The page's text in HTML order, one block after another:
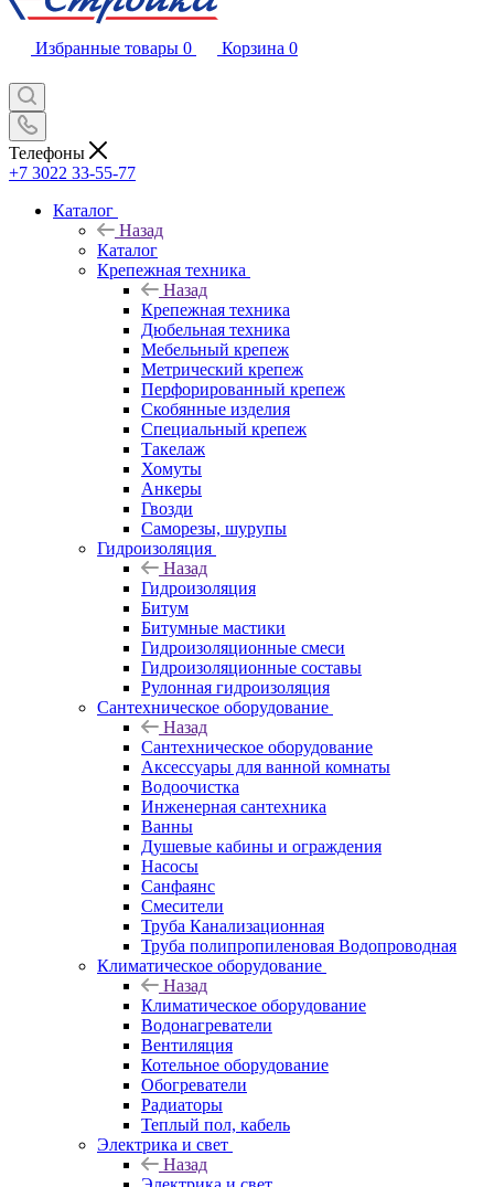
Избранные товары 0 Корзина 0
Телефоны
+7 3022 33-55-77
Каталог
Назад
Каталог
Крепежная техника
Назад
Крепежная техника
Дюбельная техника
Мебельный крепеж
Метрический крепеж
Перфорированный крепеж
Скобянные изделия
Специальный крепеж
Такелаж
Хомуты
Анкеры
Гвозди
Саморезы, шурупы
Гидроизоляция
Назад
Гидроизоляция
Битум
Битумные мастики
Гидроизоляционные смеси
Гидроизоляционные составы
Рулонная гидроизоляция
Сантехническое оборудование
Назад
Сантехническое оборудование
Аксессуары для ванной комнаты
Водоочистка
Инженерная сантехника
Ванны
Душевые кабины и ограждения
Насосы
Санфаянс
Смесители
Труба Канализационная
Труба полипропиленовая Водопроводная
Климатическое оборудование
Назад
Климатическое оборудование
Водонагреватели
Вентиляция
Котельное оборудование
Обогреватели
Радиаторы
Теплый пол, кабель
Электрика и свет
Назад